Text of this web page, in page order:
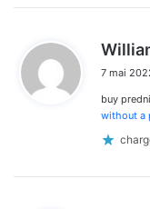
7 mai
buy
without a